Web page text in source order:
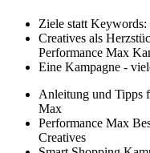
Ziele statt
Creatives als
Performance Max
Eine Kampagne -
Anleitung und Tipps
Max
Performance Max
Creatives